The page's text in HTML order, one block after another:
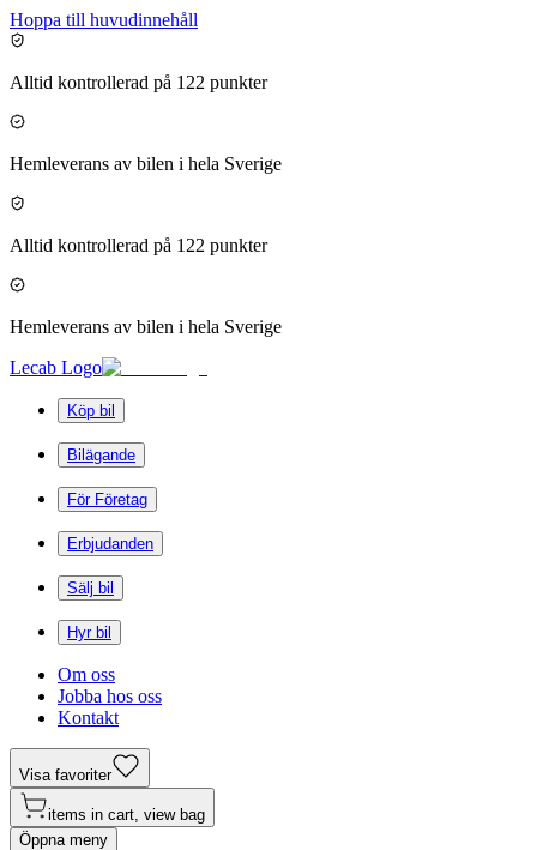
Hoppa till huvudinnehåll
Alltid kontrollerad på 122 punkter
Hemleverans av bilen i hela Sverige
Alltid kontrollerad på 122 punkter
Hemleverans av bilen i hela Sverige
Lecab Logo
Köp bil
Bilägande
För Företag
Erbjudanden
Sälj bil
Hyr bil
Om oss
Jobba hos oss
Kontakt
Visa favoriter
items in cart, view bag
Öppna meny